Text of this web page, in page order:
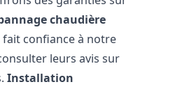
chaudière
confiance à notre
leurs avis sur
Installation